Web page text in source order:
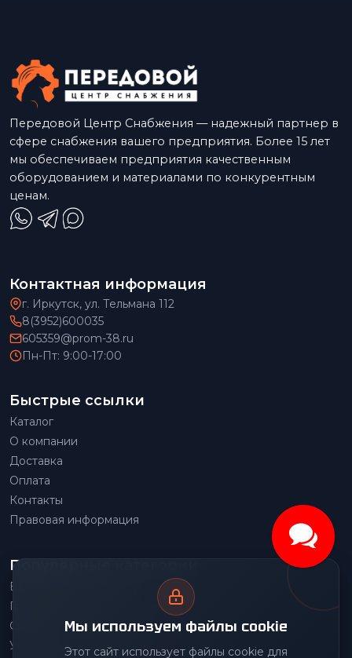
Мы используем файлы cookie
Этот сайт использует файлы cookie для
Передовой Центр Снабжения — надежный партнер в
сфере снабжения вашего предприятия. Более 15 лет
мы обеспечиваем предприятия качественным
оборудованием и материалами по конкурентным
ценам.
Контактная информация
г. Иркутск, ул. Тельмана 112
8(3952)600035
605359@prom-38.ru
Пн-Пт: 9:00-17:00
Быстрые ссылки
Каталог
О компании
Доставка
Оплата
Контакты
Правовая информация
Популярные категории
Весовое оборудование
Грузоподъемное оборудование
Складское оборудование
Упаковочное оборудование